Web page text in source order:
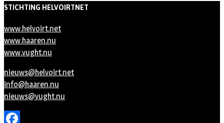
STICHTING HELVOIRTNET
www.helvoirt.net
www.haaren.nu
www.vught.nu
nieuws@helvoirt.net
info@haaren.nu
nieuws@vught.nu